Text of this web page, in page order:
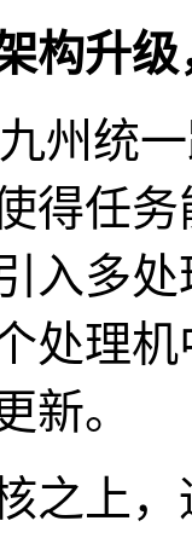
构升
州统
得任
入多
处理
新。
之上